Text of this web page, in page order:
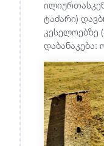
ტაძარი)
კესელოებზე
დაბანაკება: